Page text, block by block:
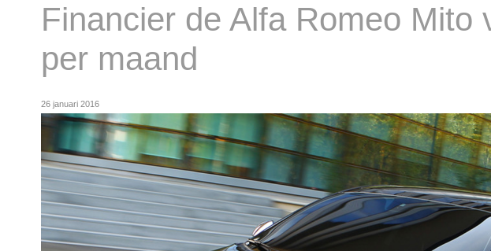
Financier de Alfa Romeo Mito
per maand
26 januari 2016